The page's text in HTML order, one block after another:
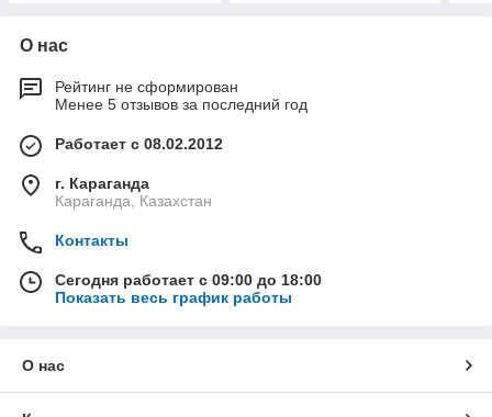
О нас
Рейтинг не сформирован
Менее 5 отзывов за последний год
Работает с 08.02.2012
г. Караганда
Караганда, Казахстан
Контакты
Сегодня работает с 09:00 до 18:00
Показать весь график работы
О нас